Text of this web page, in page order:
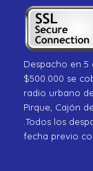
Despacho en 5
$500.000 se
radio urbano
Pirque, Cajón
.Todos los
fecha previo